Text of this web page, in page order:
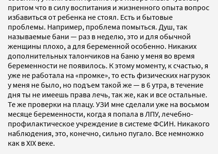
притом что в силу воспитания и жизненного опыта вопрос
избавиться от ребенка не стоял. Есть и бытовые
проблемы. Например, проблема помыться. Душ, так
называемые бани — раз в неделю, это и для обычной
женщины плохо, а для беременной особенно. Никаких
дополнительных талончиков на баню у меня во время
беременности не появилось. К этому моменту, к счастью, я
уже не работала на «промке», то есть физических нагрузок
у меня не было, но подъем такой же — в 6 утра, в течение
дня ты не имеешь права лечь, так же, как и все остальные.
Те же проверки на плацу. УЗИ мне сделали уже на восьмом
месяце беременности, когда я попала в ЛПУ, лечебно-
профилактическое учреждение в системе ФСИН. Никакого
наблюдения, это, конечно, сильно пугало. Все немножко
как в XIX веке.